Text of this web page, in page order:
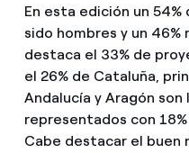
En esta edición un
sido hombres y un
destaca el 33% de
el 26% de Cataluña,
Andalucía y Aragón
representados con
Cabe destacar el buen